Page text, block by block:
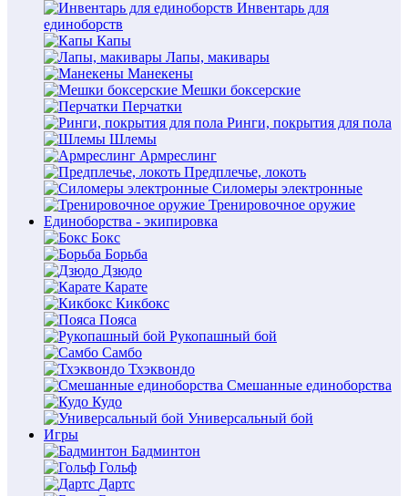
Инвентарь для
единоборств
Капы
Лапы, макивары
Манекены
Мешки боксерские
Перчатки
Ринги, покрытия для пола
Шлемы
Армреслинг
Предплечье, локоть
Силомеры электронные
Тренировочное оружие
Единоборства - экипировка
Бокс
Борьба
Дзюдо
Карате
Кикбокс
Пояса
Рукопашный бой
Самбо
Тхэквондо
Смешанные единоборства
Кудо
Универсальный бой
Игры
Бадминтон
Гольф
Дартс